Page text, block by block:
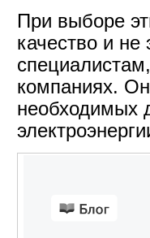
При выборе
качество и не
компаниях.
необходимых